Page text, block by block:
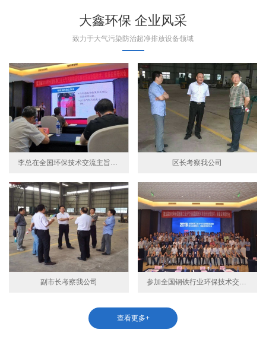
大鑫环保 企业风采
致力于大气污染防治超净排放设备领域
李总在全国环保技术交流主旨演讲 区长考察我公司
副市长考察我公司 参加全国钢铁行业环保技术交流会
查看更多+